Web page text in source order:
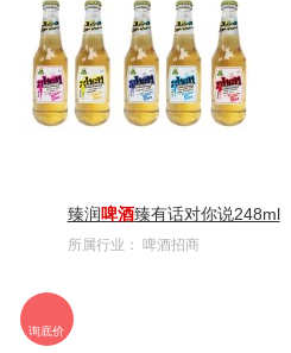
臻润啤酒臻有话对你说248ml
所属行业： 啤酒招商
询底价